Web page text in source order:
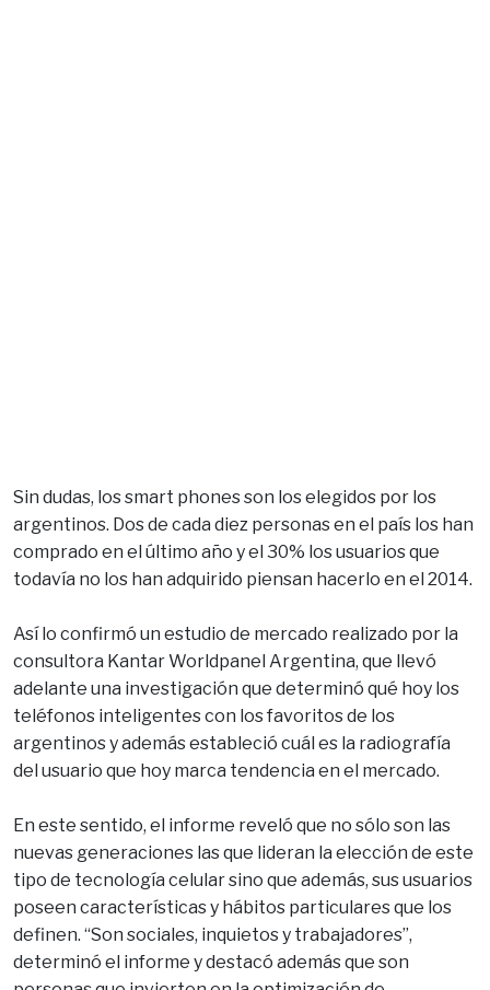
Sin dudas, los smart phones son los elegidos por los
argentinos. Dos de cada diez personas en el país los han
comprado en el último año y el 30% los usuarios que
todavía no los han adquirido piensan hacerlo en el 2014.
Así lo confirmó un estudio de mercado realizado por la
consultora Kantar Worldpanel Argentina, que llevó
adelante una investigación que determinó qué hoy los
teléfonos inteligentes con los favoritos de los
argentinos y además estableció cuál es la radiografía
del usuario que hoy marca tendencia en el mercado.
En este sentido, el informe reveló que no sólo son las
nuevas generaciones las que lideran la elección de este
tipo de tecnología celular sino que además, sus usuarios
poseen características y hábitos particulares que los
definen. “Son sociales, inquietos y trabajadores”,
determinó el informe y destacó además que son